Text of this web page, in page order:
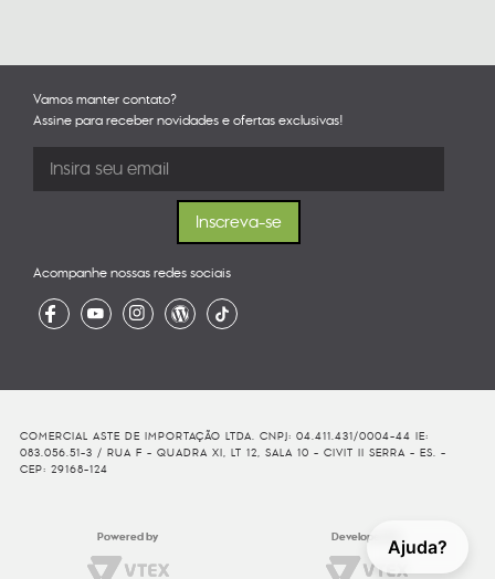
Ajuda?
Vamos manter contato?
Assine para receber novidades e ofertas exclusivas!
Acompanhe nossas redes sociais
COMERCIAL ASTE DE IMPORTAÇÃO LTDA. CNPJ: 04.411.431/0004-44 IE:
083.056.51-3 / RUA F - QUADRA XI, LT 12, SALA 10 - CIVIT II SERRA - ES. -
CEP: 29168-124
Powered by Developed By